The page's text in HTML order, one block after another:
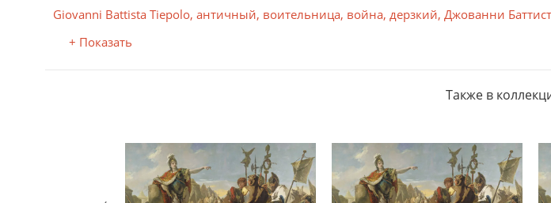
Giovanni Battista Tiepolo, античный, воительница, война, дерзкий, Джованни
+ Показать
Также в